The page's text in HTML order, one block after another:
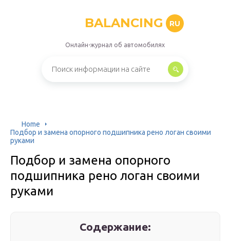
BALANCING RU
Онлайн-журнал об автомобилях
Home
Подбор и замена опорного подшипника рено логан своими
руками
Подбор и замена опорного
подшипника рено логан своими
руками
Содержание: